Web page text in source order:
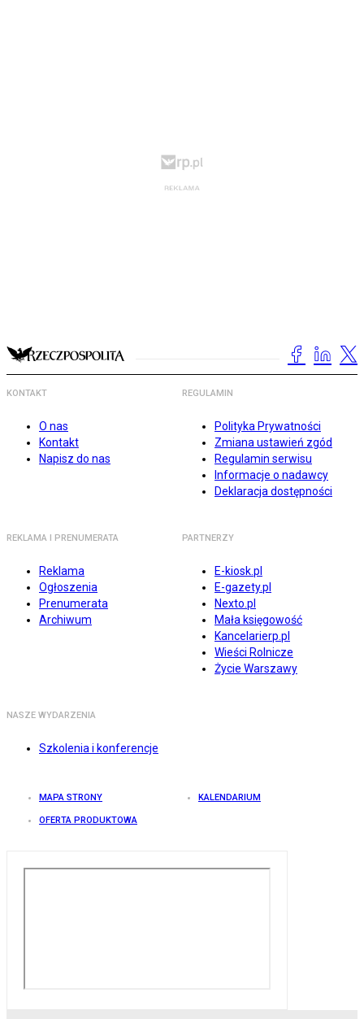
KONTAKT
O nas
Kontakt
Napisz do nas
REGULAMIN
Polityka Prywatności
Zmiana ustawień zgód
Regulamin serwisu
Informacje o nadawcy
Deklaracja dostępności
REKLAMA I PRENUMERATA
Reklama
Ogłoszenia
Prenumerata
Archiwum
PARTNERZY
E-kiosk.pl
E-gazety.pl
Nexto.pl
Mała księgowość
Kancelarierp.pl
Wieści Rolnicze
Życie Warszawy
NASZE WYDARZENIA
Szkolenia i konferencje
MAPA STRONY KALENDARIUM
OFERTA PRODUKTOWA